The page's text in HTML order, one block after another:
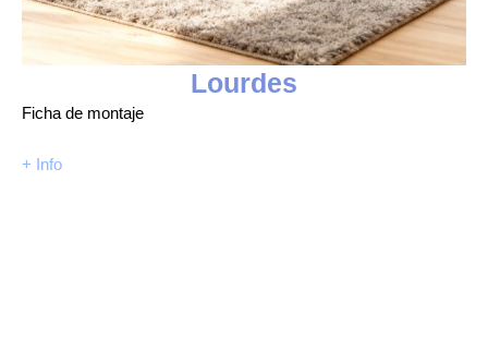
Lourdes
Ficha de montaje
+ Info